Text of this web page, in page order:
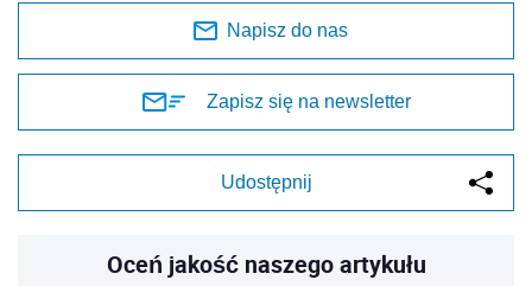
Napisz do nas
Zapisz się na newsletter
Udostępnij
Oceń jakość naszego artykułu